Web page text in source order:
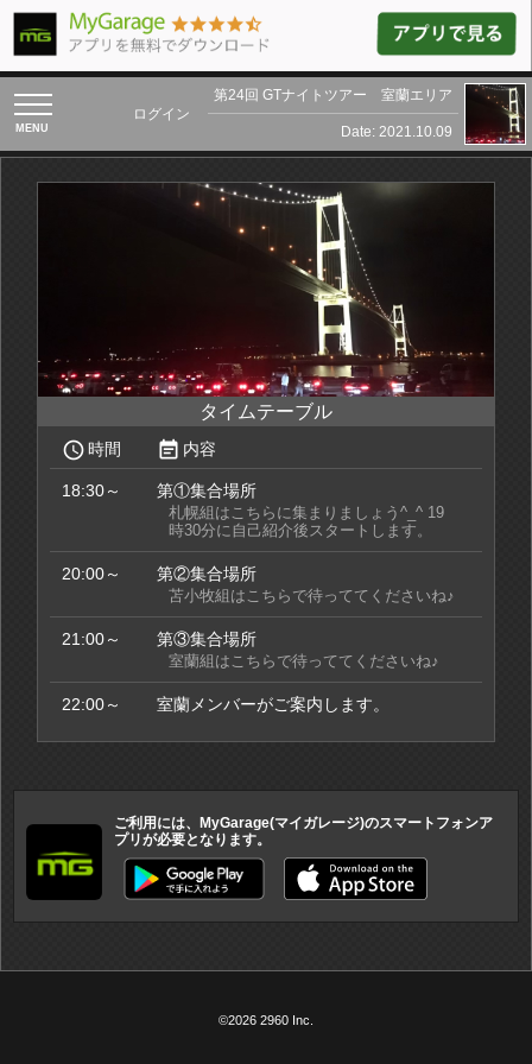
toggle
navigation
ログイン
第24回 GTナイトツアー 室蘭エリア
Date: 2021.10.09
タイムテーブル
access_time時間 event_note 内容
18:30～ 第①集合場所
札幌組はこちらに集まりましょう^_^ 19
時30分に自己紹介後スタートします。
20:00～ 第②集合場所
苫小牧組はこちらで待っててくださいね♪
21:00～ 第③集合場所
室蘭組はこちらで待っててくださいね♪
22:00～ 室蘭メンバーがご案内します。
ご利用には、MyGarage(マイガレージ)のスマートフォンア
プリが必要となります。
©2026 2960 Inc.